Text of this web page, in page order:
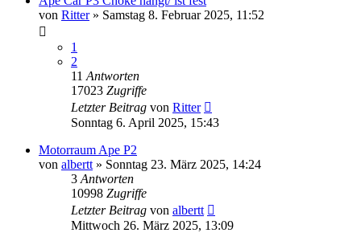
von Ritter» Samstag 8. Februar 2025, 11:52
1
2
11 Antworten
17023 Zugriffe
Letzter Beitrag von Ritter
Sonntag 6. April 2025, 15:43
Motorraum Ape P2
von albertt » Sonntag 23. März 2025, 14:24
3 Antworten
10998 Zugriffe
Letzter Beitrag von albertt
Mittwoch 26. März 2025, 13:09